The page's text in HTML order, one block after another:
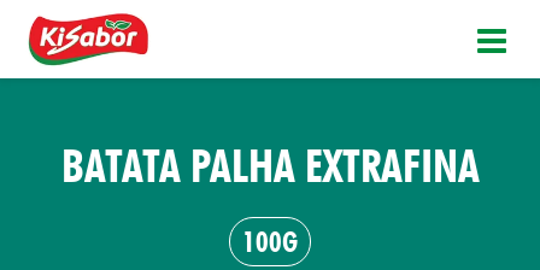
BATATA PALHA EXTRAFINA
100G